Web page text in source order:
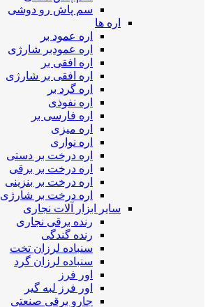
سم پاش رو دوشی
اره ها
اره عمود بر
اره عمودبر شارژی
اره افقی بر
اره افقی بر شارژی
اره گرد بر
اره نفوذی
اره فارسی بر
اره میزی
اره نواری
اره درخت بر دستی
اره درخت بر برقی
اره درخت بر بنزینی
اره درخت بر شارژی
سایر ابزار آلات نجاری
رنده برقی نجاری
رنده گندگی
سنباده لرزان تخت
سنباده لرزان گرد
اور فرز
اور فرز لبه گیر
جارو برقی صنعتی